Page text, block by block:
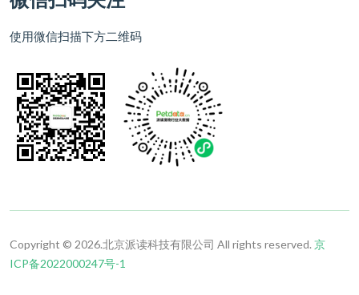
使用微信扫描下方二维码
Copyright © 2026.北京派读科技有限公司 All rights reserved. 京
ICP备2022000247号-1